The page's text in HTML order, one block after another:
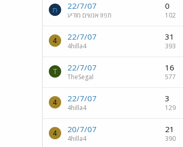
0
102
22/7/07
תפוז אנשים מודיע
ת
31
393
22/7/07
4hilla4
4
16
577
22/7/07
TheSegal
T
3
129
22/7/07
4hilla4
4
21
390
20/7/07
4hilla4
4